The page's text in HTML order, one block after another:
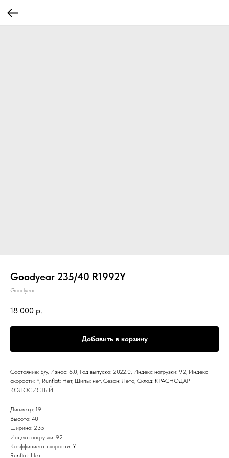
Goodyear 235/40 R1992Y
Goodyear
18 000 р.
Добавить в корзину
Состояние: Б/у, Износ: 6.0, Год выпуска: 2022.0, Индекс нагрузки: 92, Индекс
скорости: Y, Runflat: Нет, Шипы: нет, Сезон: Лето, Склад: КРАСНОДАР
КОЛОСИСТЫЙ
Диаметр: 19
Высота: 40
Ширина: 235
Индекс нагрузки: 92
Коэффициент скорости: Y
Runflat: Нет